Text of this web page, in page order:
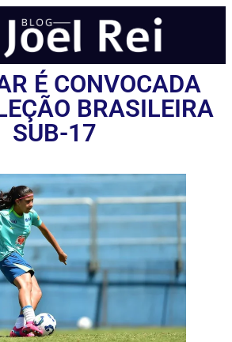
É CONVOCADA
BRASILEIRA
SUB-17